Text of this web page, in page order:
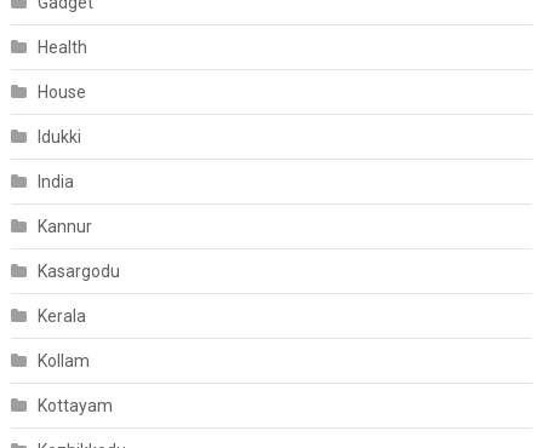
Health
House
Idukki
India
Kannur
Kasargodu
Kerala
Kollam
Kottayam